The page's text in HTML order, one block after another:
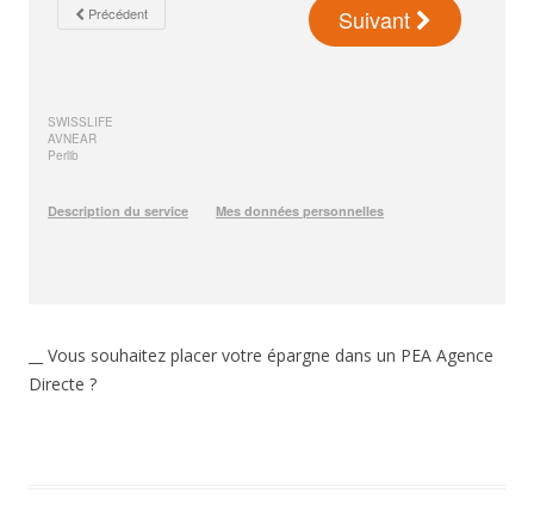
__ Vous souhaitez placer votre épargne dans un PEA Agence
Directe ?